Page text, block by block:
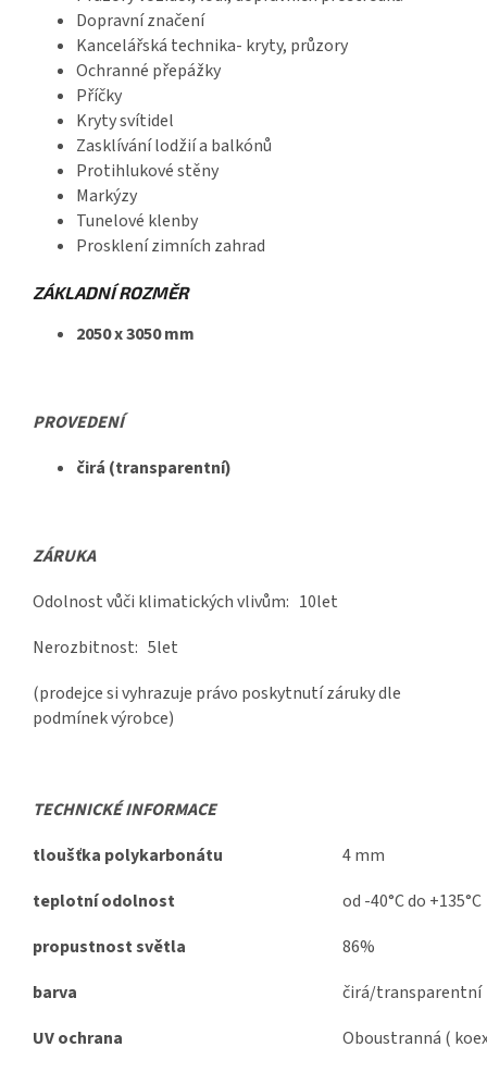
Dopravní značení
Kancelářská technika- kryty, průzory
Ochranné přepážky
Příčky
Kryty svítidel
Zasklívání lodžií a balkónů
Protihlukové stěny
Markýzy
Tunelové klenby
Prosklení zimních zahrad
ZÁKLADNÍ ROZMĚR
2050 x 3050 mm
PROVEDENÍ
čirá (transparentní)
ZÁRUKA
Odolnost vůči klimatických vlivům: 10let
Nerozbitnost: 5let
(prodejce si vyhrazuje právo poskytnutí záruky dle
podmínek výrobce)
TECHNICKÉ INFORMACE
tloušťka polykarbonátu
4 mm
teplotní odolnost
od -40°C do +135°C
propustnost světla
86%
barva
čirá/transparentní
UV ochrana
Oboustranná (